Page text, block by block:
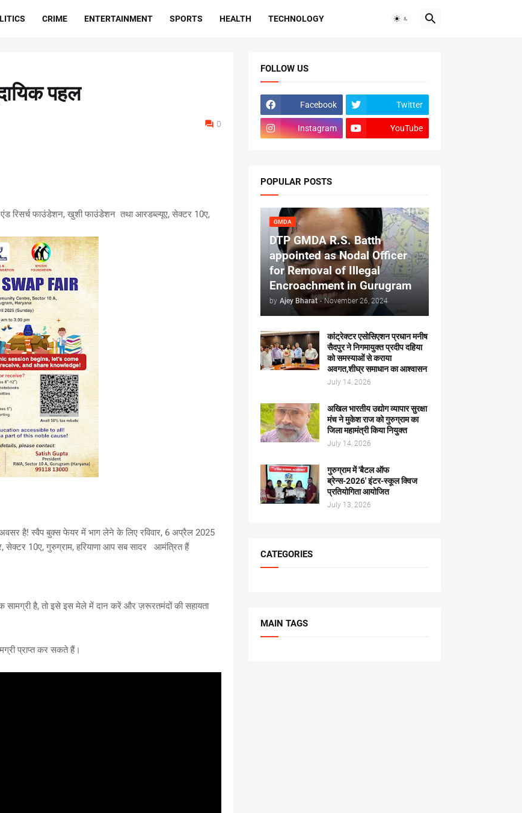
CRIME ENTERTAINMENT SPORTS HEALTH TECHNOLOGY
पहल
0
रिसर्च फाउंडेशन, खुशी फाउंडेशन तथा आरडब्ल्यूए, सेक्टर 10ए,
है! स्वैप बुक्स फेयर में भाग लेने के लिए रविवार, 6 अप्रैल 2025
सेक्टर 10ए, गुरुग्राम, हरियाणा आप सब सादर आमंत्रित हैं
सामग्री है, तो इसे इस मेले में दान करें और ज़रूरतमंदों की सहायता
प्राप्त कर सकते हैं।
FOLLOW US
Facebook Twitter
Instagram YouTube
POPULAR POSTS
GMDA
DTP GMDA R.S. Batth
appointed as Nodal Officer
for Removal of Illegal
Encroachment in Gurugram
by Ajey Bharat - November 26, 2024
कांट्रेक्टर एसोसिएशन प्रधान मनीष
सैदपुर ने निगमायुक्त प्रदीप दहिया
को समस्याओं से कराया
अवगत,शीघ्र समाधान का आश्वासन
July 14, 2026
अखिल भारतीय उद्योग व्यापार सुरक्षा
मंच ने मुकेश राज को गुरुग्राम का
जिला महामंत्री किया नियुक्त
July 14, 2026
गुरुग्राम में 'बैटल ऑफ
ब्रेन्स-2026' इंटर-स्कूल क्विज
प्रतियोगिता आयोजित
July 13, 2026
CATEGORIES
MAIN TAGS